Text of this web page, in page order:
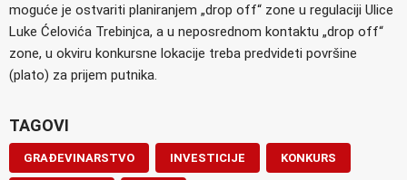
moguće je ostvariti planiranjem „drop off“ zone u regulaciji Ulice
Luke Ćelovića Trebinjca, a u neposrednom kontaktu „drop off“
zone, u okviru konkursne lokacije treba predvideti površine
(plato) za prijem putnika.
TAGOVI
GRAĐEVINARSTVO INVESTICIJE KONKURS